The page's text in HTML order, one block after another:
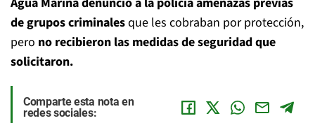
de grupos criminalesque les cobraban por protección,
pero no recibieron las medidas de seguridad que
solicitaron.
Comparte esta nota en
redes sociales: